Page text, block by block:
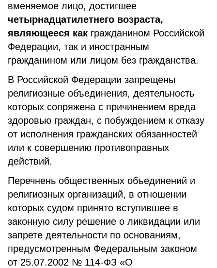
вменяемое лицо, достигшее
четырнадцатилетнего возраста,
являющееся как гражданином Российской
Федерации, так и иностранным
гражданином или лицом без гражданства.
В Российской Федерации запрещены
религиозные объединения, деятельность
которых сопряжена с причинением вреда
здоровью граждан, с побуждением к отказу
от исполнения гражданских обязанностей
или к совершению противоправных
действий.
Перечнень общественных объединений и
религиозных организаций, в отношении
которых судом принято вступившее в
законную силу решение о ликвидации или
запрете деятельности по основаниям,
предусмотренным Федеральным законом
от 25.07.2002 № 114-ФЗ «О